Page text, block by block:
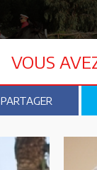
VOUS
PARTAGER